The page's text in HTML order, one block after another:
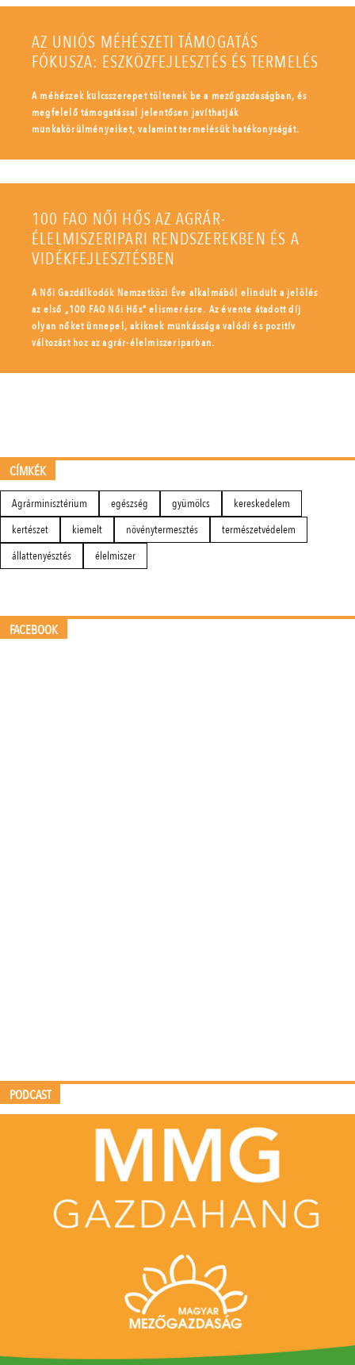
AZ UNIÓS MÉHÉSZETI TÁMOGATÁS
FÓKUSZA: ESZKÖZFEJLESZTÉS ÉS TERMELÉS
A méhészek kulcsszerepet töltenek be a mezőgazdaságban, és
megfelelő támogatással jelentősen javíthatják
munkakörülményeiket, valamint termelésük hatékonyságát.
100 FAO NŐI HŐS AZ AGRÁR-
ÉLELMISZERIPARI RENDSZEREKBEN ÉS A
VIDÉKFEJLESZTÉSBEN
A Női Gazdálkodók Nemzetközi Éve alkalmából elindult a jelölés
az első „100 FAO Női Hős” elismerésre. Az évente átadott díj
olyan nőket ünnepel, akiknek munkássága valódi és pozitív
változást hoz az agrár-élelmiszeriparban.
CÍMKÉK
Agrárminisztérium egészség gyümölcs
kereskedelem
kertészet
kiemelt növénytermesztés
természetvédelem
állattenyésztés
élelmiszer
FACEBOOK
PODCAST